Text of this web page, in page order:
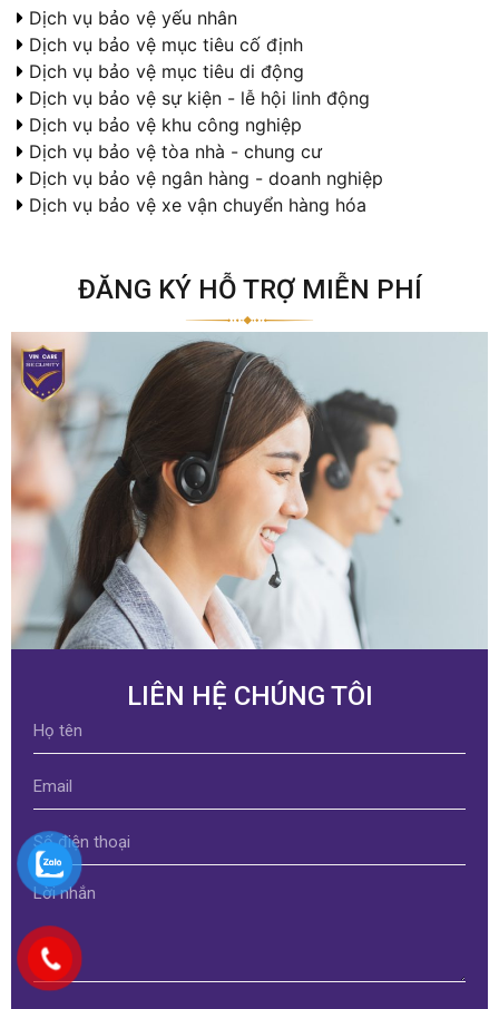
Dịch vụ bảo vệ yếu nhân
Dịch vụ bảo vệ mục tiêu cố định
Dịch vụ bảo vệ mục tiêu di động
Dịch vụ bảo vệ sự kiện - lễ hội linh động
Dịch vụ bảo vệ khu công nghiệp
Dịch vụ bảo vệ tòa nhà - chung cư
Dịch vụ bảo vệ ngân hàng - doanh nghiệp
Dịch vụ bảo vệ xe vận chuyển hàng hóa
ĐĂNG KÝ HỖ TRỢ MIỄN PHÍ
LIÊN HỆ CHÚNG TÔI